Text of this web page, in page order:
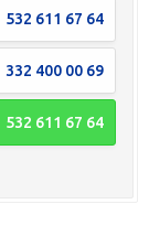
532 611 67 64
332 400 00 69
532 611 67 64